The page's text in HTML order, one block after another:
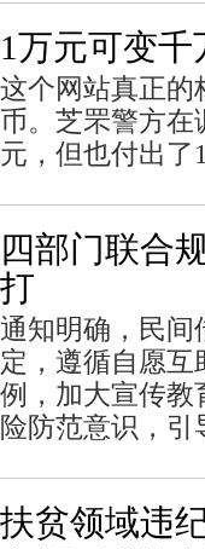
1万元可变
这个网站真正的
币。芝罘警方在
元，但也付出了
四部门联合
打
通知明确，民间
定，遵循自愿互
例，加大宣传教
险防范意识，
扶贫领域违